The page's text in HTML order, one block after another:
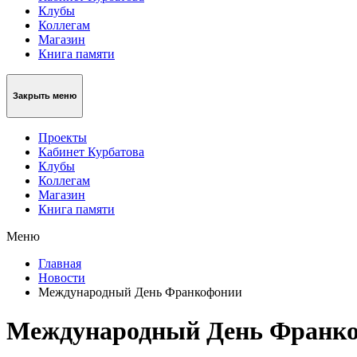
Клубы
Коллегам
Магазин
Книга памяти
Закрыть меню
Проекты
Кабинет Курбатова
Клубы
Коллегам
Магазин
Книга памяти
Меню
Главная
Новости
Международный День Франкофонии
Международный День